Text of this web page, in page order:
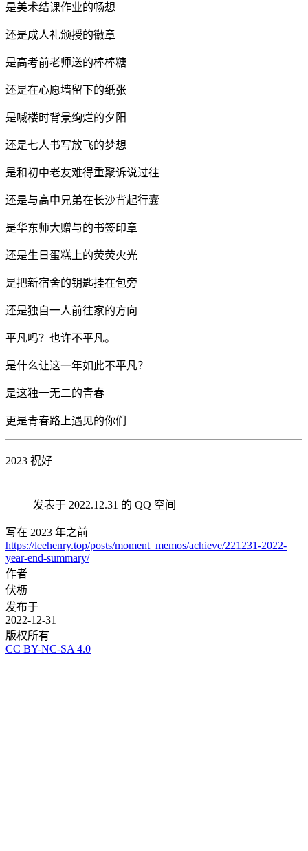
是美术结课作业的畅想
还是成人礼颁授的徽章
是高考前老师送的棒棒糖
还是在心愿墙留下的纸张
是喊楼时背景绚烂的夕阳
还是七人书写放飞的梦想
是和初中老友难得重聚诉说过往
还是与高中兄弟在长沙背起行囊
是华东师大赠与的书签印章
还是生日蛋糕上的荧荧火光
是把新宿舍的钥匙挂在包旁
还是独自一人前往家的方向
平凡吗？也许不平凡。
是什么让这一年如此不平凡？
是这独一无二的青春
更是青春路上遇见的你们
2023 祝好
发表于 2022.12.31 的 QQ 空间
写在 2023 年之前
https://leehenry.top/posts/moment_memos/achieve/221231-2022-
year-end-summary/
作者
伏枥
发布于
2022-12-31
版权所有
CC BY-NC-SA 4.0